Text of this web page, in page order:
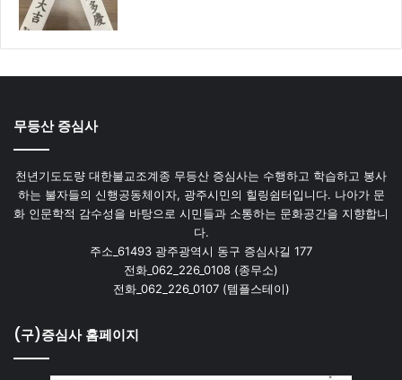
무등산 증심사
천년기도도량 대한불교조계종 무등산 증심사는 수행하고 학습하고 봉사
하는 불자들의 신행공동체이자, 광주시민의 힐링쉼터입니다. 나아가 문
화 인문학적 감수성을 바탕으로 시민들과 소통하는 문화공간을 지향합니
다.
주소_61493 광주광역시 동구 증심사길 177
전화_062_226_0108 (종무소)
전화_062_226_0107 (템플스테이)
(구)증심사 홈페이지